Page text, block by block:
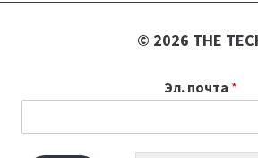
© 2026 THE
Эл. почта *